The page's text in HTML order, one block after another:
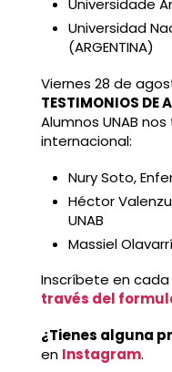
Universidade
Universidad
(ARGENTINA)
Viernes 28 de
TESTIMONIOS DE
Alumnos UNAB
internacional:
Nury Soto,
Héctor
UNAB
Massiel
Inscríbete en
través del
¿Tienes alguna
en Instagram.